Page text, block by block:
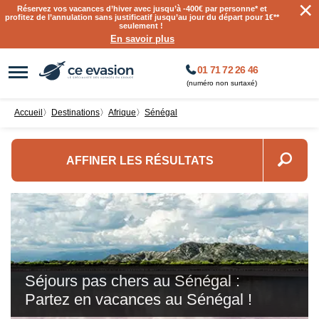
Réservez vos vacances d’hiver avec jusqu’à-400€ par personne* et
profitez de l’annulation sans justificatif jusqu’au jour du départ pour 1€**
seulement !
En savoir plus
×
01 71 72 26 46
(numéro non surtaxé)
Accueil 〉 destinations〉 Afrique 〉 Sénégal
AFFINER LES RÉSULTATS
Séjours pas chers au Sénégal :
Partez en vacances au Sénégal !